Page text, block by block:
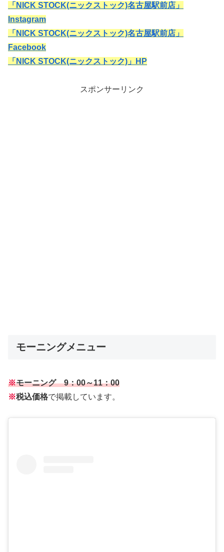
「NICK STOCK(ニックストック)名古屋駅前店」
Instagram
「NICK STOCK(ニックストック)名古屋駅前店」
Facebook
「NICK STOCK(ニックストック)」HP
スポンサーリンク
モーニングメニュー
※モーニング 9：00～11：00
※税込価格で掲載しています。